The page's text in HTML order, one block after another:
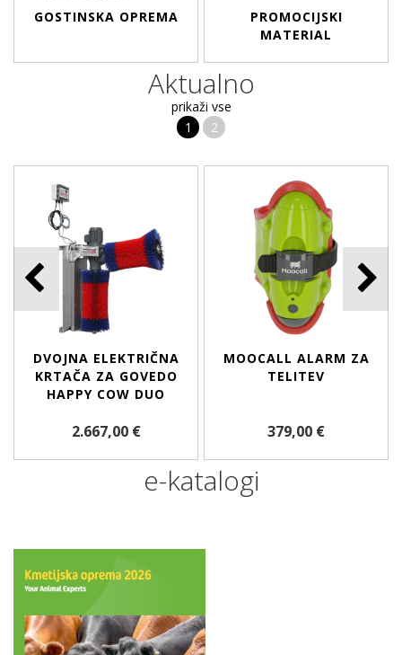
GOSTINSKA OPREMA
PROMOCIJSKI
MATERIAL
Aktualno
prikaži vse
1
2
DVOJNA ELEKTRIČNA
KRTAČA ZA GOVEDO
HAPPY COW DUO
2.667,00 €
MOOCALL ALARM ZA
TELITEV
379,00 €
e-katalogi